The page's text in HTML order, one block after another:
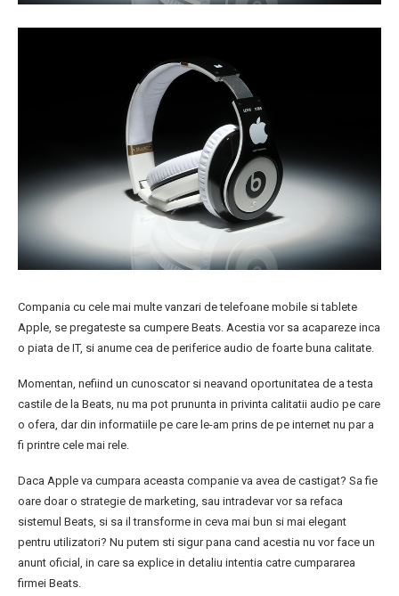
Compania cu cele mai multe vanzari de telefoane mobile si tablete
Apple, se pregateste sa cumpere Beats. Acestia vor sa acapareze inca
o piata de IT, si anume cea de periferice audio de foarte buna calitate.
Momentan, nefiind un cunoscator si neavand oportunitatea de a testa
castile de la Beats, nu ma pot prununta in privinta calitatii audio pe care
o ofera, dar din informatiile pe care le-am prins de pe internet nu par a
fi printre cele mai rele.
Daca Apple va cumpara aceasta companie va avea de castigat? Sa fie
oare doar o strategie de marketing, sau intradevar vor sa refaca
sistemul Beats, si sa il transforme in ceva mai bun si mai elegant
pentru utilizatori? Nu putem sti sigur pana cand acestia nu vor face un
anunt oficial, in care sa explice in detaliu intentia catre cumpararea
firmei Beats.